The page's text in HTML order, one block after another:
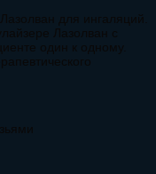
для ингаляций.
Лазолван с
один к одному.